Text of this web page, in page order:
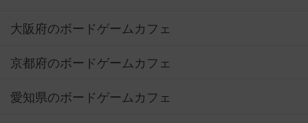
大阪府のボードゲームカフェ
京都府のボードゲームカフェ
愛知県のボードゲームカフェ